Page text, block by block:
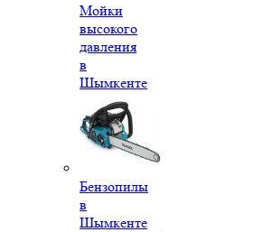
Мойки
высокого
давления
в
Шымкенте
Бензопилы
в
Шымкенте